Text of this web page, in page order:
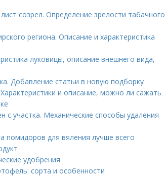
созрел. Определение зрелости табачного
региона. Описание и характеристика
луковицы, описание внешнего вида,
Добавление статьи в новую подборку
и описание, можно ли сажать
с участка. Механические способы удаления
помидоров для вяления лучше всего
удобрения
сорта и особенности